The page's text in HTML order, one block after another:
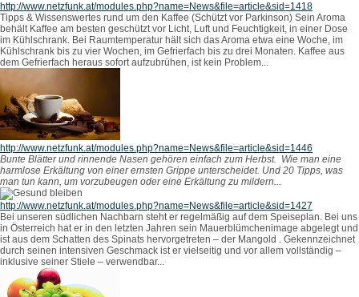
http://www.netzfunk.at/modules.php?name=News&file=article&sid=1418
Tipps & Wissenswertes rund um den Kaffee (Schützt vor Parkinson) Sein Aroma
behält Kaffee am besten geschützt vor Licht, Luft und Feuchtigkeit, in einer Dose
im Kühlschrank. Bei Raumtemperatur hält sich das Aroma etwa eine Woche, im
Kühlschrank bis zu vier Wochen, im Gefrierfach bis zu drei Monaten. Kaffee aus
dem Gefrierfach heraus sofort aufzubrühen, ist kein Problem...
http://www.netzfunk.at/modules.php?name=News&file=article&sid=1446
Bunte Blätter und rinnende Nasen gehören einfach zum Herbst. Wie man eine
harmlose Erkältung von einer ernsten Grippe unterscheidet. Und 20 Tipps, was
man tun kann, um vorzubeugen oder eine Erkältung zu mildern...
http://www.netzfunk.at/modules.php?name=News&file=article&sid=1427
Bei unseren südlichen Nachbarn steht er regelmäßig auf dem Speiseplan. Bei uns
in Österreich hat er in den letzten Jahren sein Mauerblümchenimage abgelegt und
ist aus dem Schatten des Spinats hervorgetreten – der Mangold . Gekennzeichnet
durch seinen intensiven Geschmack ist er vielseitig und vor allem vollständig –
inklusive seiner Stiele – verwendbar...